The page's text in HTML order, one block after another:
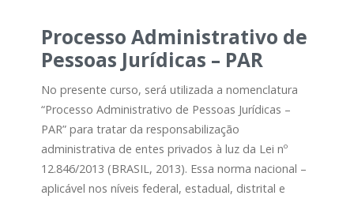
Processo Administrativo de
Pessoas Jurídicas – PAR
No presente curso, será utilizada a nomenclatura
“Processo Administrativo de Pessoas Jurídicas –
PAR” para tratar da responsabilização
administrativa de entes privados à luz da Lei nº
12.846/2013 (BRASIL, 2013). Essa norma nacional –
aplicável nos níveis federal, estadual, distrital e